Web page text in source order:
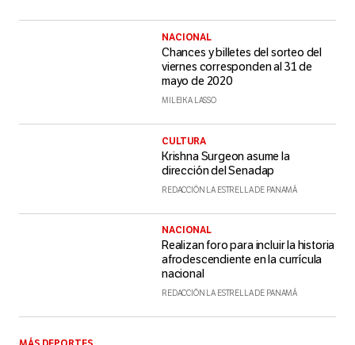
NACIONAL
Chances y billetes del sorteo del
viernes corresponden al 31 de
mayo de 2020
MILEIKA LASSO
CULTURA
Krishna Surgeon asume la
dirección del Senadap
REDACCIÓN LA ESTRELLA DE PANAMÁ
NACIONAL
Realizan foro para incluir la historia
afrodescendiente en la currícula
nacional
REDACCIÓN LA ESTRELLA DE PANAMÁ